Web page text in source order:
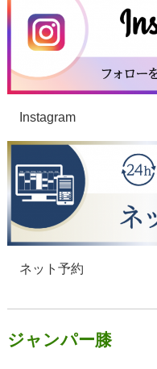
Instagram
ネット予約
ジャンパー膝